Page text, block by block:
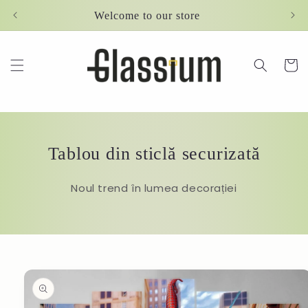
Welcome to our store
Cart
Tablou din sticlă securizată
Noul trend în lumea decorației
Skip to
product
information